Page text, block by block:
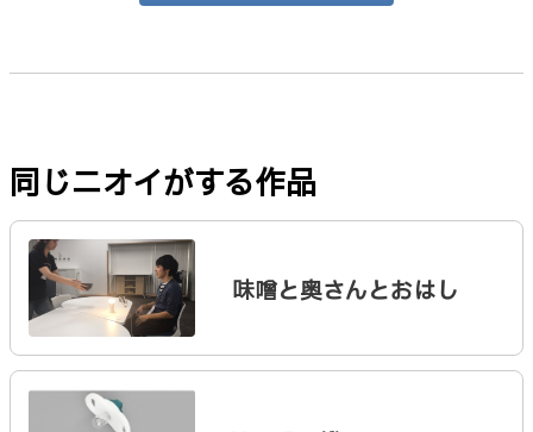
同じニオイがする作品
味噌と奥さんとおはし